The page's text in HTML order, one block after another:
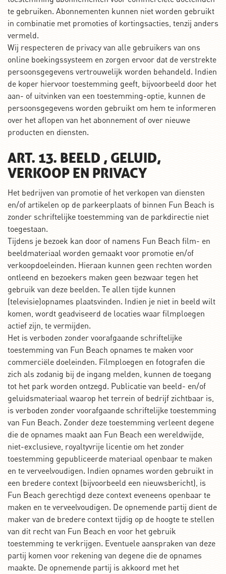
te gebruiken. Abonnementen kunnen niet worden gebruikt
in combinatie met promoties of kortingsacties, tenzij anders
vermeld.
Wij respecteren de privacy van alle gebruikers van ons
online boekingssysteem en zorgen ervoor dat de verstrekte
persoonsgegevens vertrouwelijk worden behandeld. Indien
de koper hiervoor toestemming geeft, bijvoorbeeld door het
aan- of uitvinken van een toestemming-optie, kunnen de
persoonsgegevens worden gebruikt om hem te informeren
over het aflopen van het abonnement of over nieuwe
producten en diensten.
ART. 13. BEELD , GELUID,
VERKOOP EN PRIVACY
Het bedrijven van promotie of het verkopen van diensten
en/of artikelen op de parkeerplaats of binnen Fun Beach is
zonder schriftelijke toestemming van de parkdirectie niet
toegestaan.
Tijdens je bezoek kan door of namens Fun Beach film- en
beeldmateriaal worden gemaakt voor promotie en/of
verkoopdoeleinden. Hieraan kunnen geen rechten worden
ontleend en bezoekers maken geen bezwaar tegen het
gebruik van deze beelden. Te allen tijde kunnen
(televisie)opnames plaatsvinden. Indien je niet in beeld wilt
komen, wordt geadviseerd de locaties waar filmploegen
actief zijn, te vermijden.
Het is verboden zonder voorafgaande schriftelijke
toestemming van Fun Beach opnames te maken voor
commerciële doeleinden. Filmploegen en fotografen die
zich als zodanig bij de ingang melden, kunnen de toegang
tot het park worden ontzegd. Publicatie van beeld- en/of
geluidsmateriaal waarop het terrein of bedrijf zichtbaar is,
is verboden zonder voorafgaande schriftelijke toestemming
van Fun Beach. Zonder deze toestemming verleent degene
die de opnames maakt aan Fun Beach een wereldwijde,
niet-exclusieve, royaltyvrije licentie om het zonder
toestemming gepubliceerde materiaal openbaar te maken
en te verveelvoudigen. Indien opnames worden gebruikt in
een bredere context (bijvoorbeeld een nieuwsbericht), is
Fun Beach gerechtigd deze context eveneens openbaar te
maken en te verveelvoudigen. De opnemende partij dient de
maker van de bredere context tijdig op de hoogte te stellen
van dit recht van Fun Beach en voor het gebruik
toestemming te verkrijgen. Eventuele aanspraken van deze
partij komen voor rekening van degene die de opnames
maakte. De opnemende partij is akkoord met het